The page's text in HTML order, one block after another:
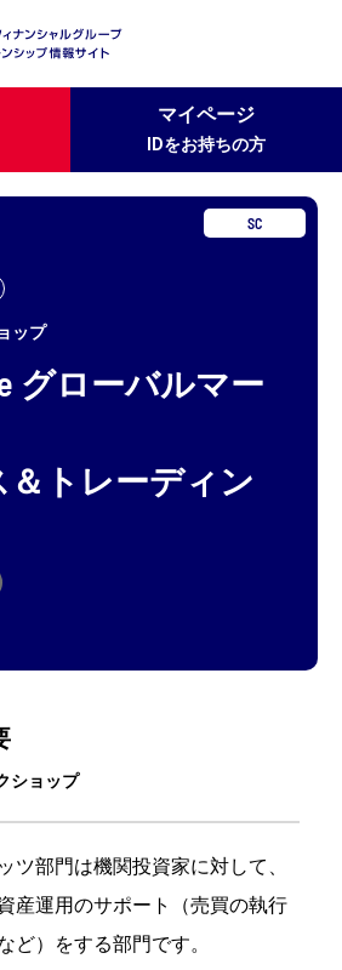
マイページ
IDをお持ちの方
SC
ップ
グローバルマー
トレーディン
ショップ
ツ部門は機関投資家に対して、
産運用のサポート（売買の執行
ど）をする部門です。